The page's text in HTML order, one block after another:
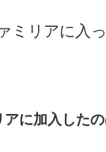
ミリアに入
に加入した